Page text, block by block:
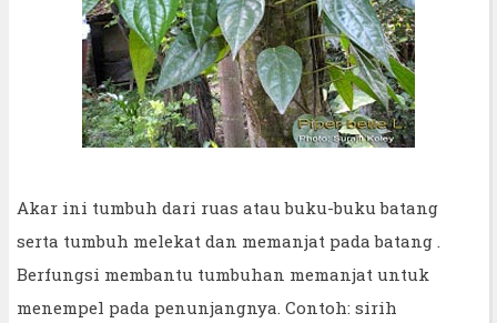
Akar ini tumbuh dari ruas atau buku-buku batang
serta tumbuh melekat dan memanjat pada batang .
Berfungsi membantu tumbuhan memanjat untuk
menempel pada penunjangnya. Contoh: sirih